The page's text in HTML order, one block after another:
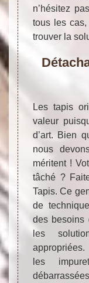
n’hésitez
tous les
trouver la
Les tapis
valeur
d’art. Bien
nous
méritent !
tâché ?
Tapis. Ce
de
des besoins
les
les